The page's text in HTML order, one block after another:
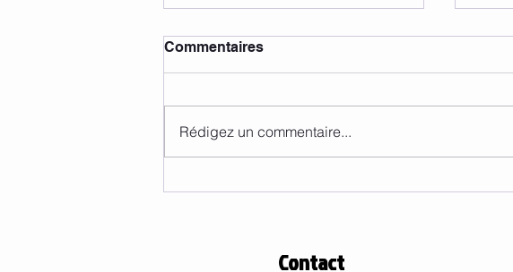
Commentaires
Rédigez un commentaire...
Contact